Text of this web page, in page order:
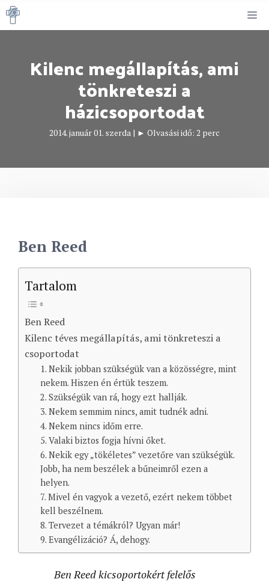
Kilépés
a
Kilenc megállapítás, ami
tönkreteszi a
házicsoportodat
2014. január 01. szerda | ► Olvasási idő: 2 perc
Ben Reed
Tartalom
Ben Reed
Kilenc téves megállapítás, ami tönkreteszi a
csoportodat
1. Nekik jobban szükségük van a közösségre, mint
nekem. Hiszen én értük teszem.
2. Szükségük van rá, hogy ezt hallják.
3. Nekem semmim nincs, amit tudnék adni.
4. Nekem nincs időm erre.
5. Valaki biztos fogja hívni őket.
6. Nekik egy „tökéletes” vezetőre van szükségük.
Jobb, ha nem beszélek a bűneimről ezen a
helyen.
7. Mivel én vagyok a vezető, ezért nekem többet
kell beszélnem.
8. Tervezet a témákról? Ugyan már!
9. Evangélizáció? Á, dehogy.
Ben Reed kicsoportokért felelős